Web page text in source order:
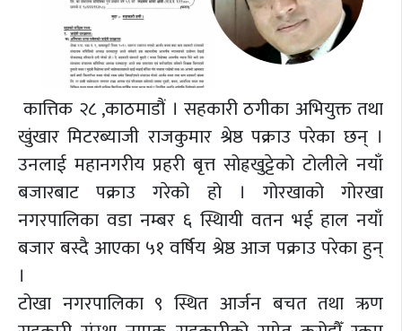
कात्तिक २८ ,काठमाडौं । सहकारी ठगीका अभियुक्त तथा
खुंखार मिटरब्याजी राजकुमार श्रेष्ठ पक्राउ परेका छन् ।
उनलाई महानगरीय प्रहरी बृत्त सोह्रखुट्टेको टोलीले नयाँ
बजारबाट पक्राउ गरेको हो । गोरखाको गोरखा
नगरपालिका वडा नम्बर ६ स्थिायी वतन भई हाल नयाँ
बजार बस्दै आएका ५१ वर्षिय श्रेष्ठ आज पक्राउ परेका हुन्
।
टोखा नगरपालिका ९ स्थित आर्जन बचत तथा ऋण